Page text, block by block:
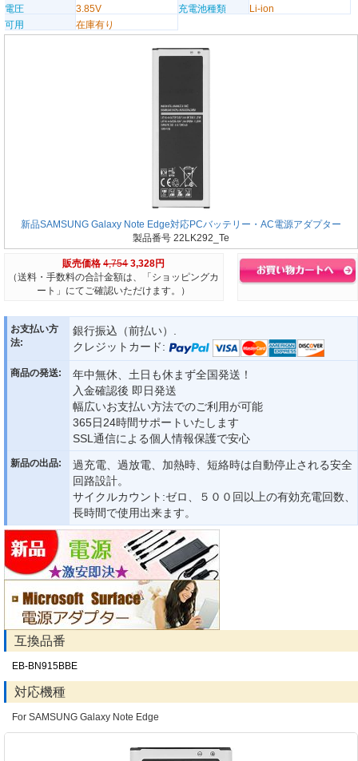
電圧
3.85V 充電池種類
Li-ion
可用
在庫有り
新品SAMSUNG Galaxy Note Edge対応PCバッテリー・AC電源アダプター
製品番号 22LK292_Te
販売価格 4,754 3,328円
（送料・手数料の合計金額は、「ショッピングカ
ート」にてご確認いただけます。）
お支払い方
法:
銀行振込（前払い）.
クレジットカード:
商品の発送:
年中無休、土日も休まず全国発送！
入金確認後 即日発送
幅広いお支払い方法でのご利用が可能
365日24時間サポートいたします
SSL通信による個人情報保護で安心
新品の出品:
過充電、過放電、加熱時、短絡時は自動停止される安全
回路設計。
サイクルカウント:ゼロ、５００回以上の有効充電回数、
長時間で使用出来ます。
互換品番
EB-BN915BBE
対応機種
For SAMSUNG Galaxy Note Edge